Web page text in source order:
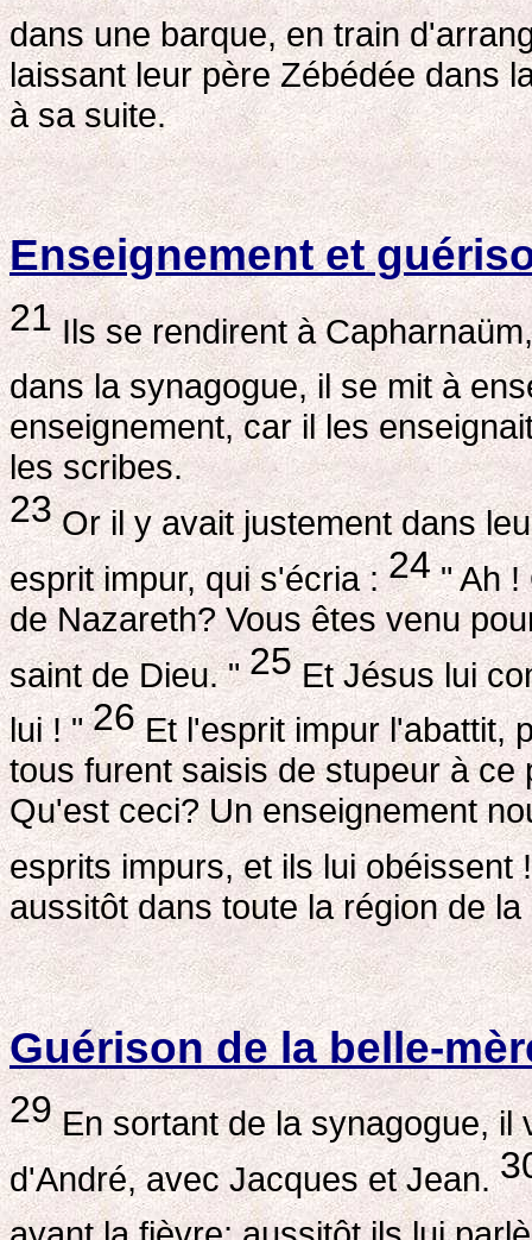
dans une barque, en train
laissant leur père Zébédée dans
à sa suite.
Enseignement et
21Ils se rendirent à
dans la synagogue, il se mit à
enseignement, car il les
les scribes.
23Or il y avait justement dans
esprit impur, qui s'écria :24" Ah !
de Nazareth? Vous êtes venu
saint de Dieu. "25Et Jésus lui
lui ! "26Et l'esprit impur l'abattit,
tous furent saisis de stupeur à
Qu'est ceci? Un enseignement
esprits impurs, et ils lui obéissent
aussitôt dans toute la région de la
Guérison de la belle-
29En sortant de la synagogue, il
d'André, avec Jacques et Jean.